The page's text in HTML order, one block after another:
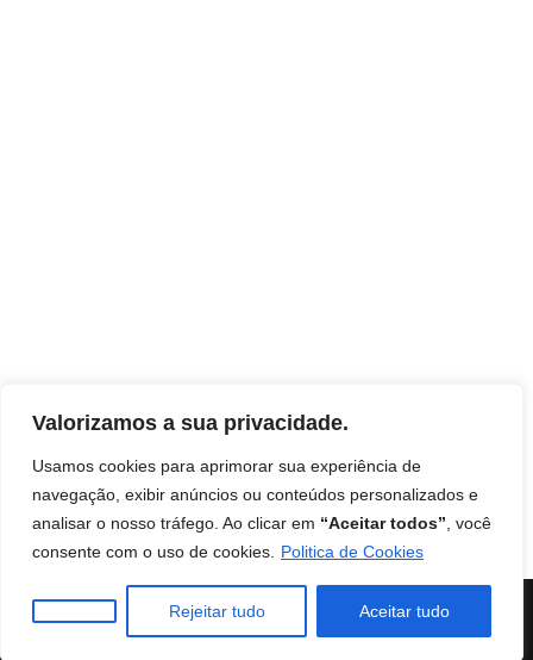
Valorizamos a sua privacidade.
Usamos cookies para aprimorar sua experiência de
navegação, exibir anúncios ou conteúdos personalizados e
analisar o nosso tráfego. Ao clicar em “Aceitar todos” , você
consente com o uso de cookies.
Politica de Cookies
Rejeitar tudo Aceitar tudo
Início Contato Termos de uso
Disclaimer
Política de Privacidade
Livro: Insights Ocultos do Reino
Instituto Mentes de Sucesso | Burilli